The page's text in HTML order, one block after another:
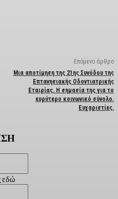
Επόμενο άρθρο
Μια αποτίμηση της 21ης Συνόδου της
Επτανησιακής Οδοντιατρικής
Εταιρίας. Η σημασία της για το
ευρύτερο κοινωνικό σύνολο.
Ευχαριστίες.
εδώ